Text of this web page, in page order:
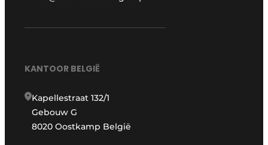
KANTOOR BELGIË
Kapellestraat 132/1
Gebouw G
8020 Oostkamp België